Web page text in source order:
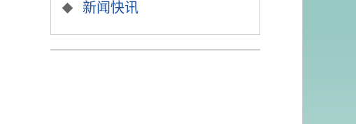
新闻快讯